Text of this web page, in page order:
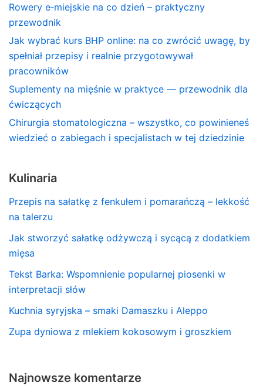
Rowery e‑miejskie na co dzień – praktyczny
przewodnik
Jak wybrać kurs BHP online: na co zwrócić uwagę, by
spełniał przepisy i realnie przygotowywał
pracowników
Suplementy na mięśnie w praktyce — przewodnik dla
ćwiczących
Chirurgia stomatologiczna – wszystko, co powinieneś
wiedzieć o zabiegach i specjalistach w tej dziedzinie
Kulinaria
Przepis na sałatkę z fenkułem i pomarańczą – lekkość
na talerzu
Jak stworzyć sałatkę odżywczą i sycącą z dodatkiem
mięsa
Tekst Barka: Wspomnienie popularnej piosenki w
interpretacji słów
Kuchnia syryjska – smaki Damaszku i Aleppo
Zupa dyniowa z mlekiem kokosowym i groszkiem
Najnowsze komentarze